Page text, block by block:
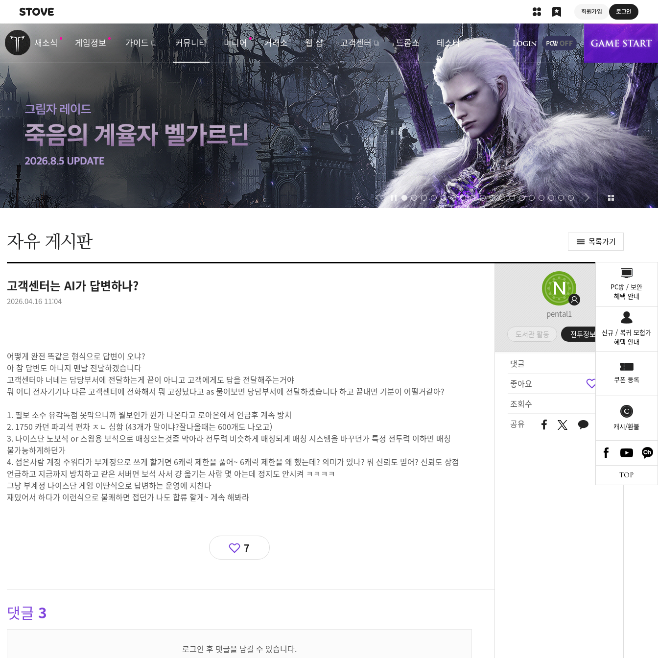
회원가입 로그인
내비게이션
새소식 게임정보 가이드 커뮤니티 미디어 거래소 웹 샵 고객센터 드롭스 테스터
상단 메뉴
벤
트
&
업
데
이
트
목록가기
고객센터는 AI가 답변하나?
2026.04.16 11:04
pental1
도서관 활동 전투정보실
댓글
좋아요
조회수
599
공유
어떻게 완전 똑같은 형식으로 답변이 오냐?
아 참 답변도 아니지 맨날 전달하겠습니다
고객센터야 너네는 담당부서에 전달하는게 끝이 아니고 고객에게도 답을 전달해주는거야
뭐 어디 전자기기나 다른 고객센터에 전화해서 뭐 고장났다고 as 물어보면 당담부서에 전달하겠습니다 하고 끝내면 기분이 어떨거같아?
1. 필보 소수 유각독점 못막으니까 월보인가 뭔가 나온다고 로아온에서 언급후 계속 방치
2. 1750 카던 파괴석 편차 ㅈㄴ 심함 (43개가 말이냐?잘나올때는 600개도 나오고)
3. 나이스단 노보석 or 스왑용 보석으로 매칭오는것좀 막아라 전투력 비슷하게 매칭되게 매칭 시스템을 바꾸던가 특정 전투력 이하면 매칭
불가능하게하던가
4. 접은사람 계정 주워다가 부계정으로 쓰게 할거면 6캐릭 제한을 풀어~ 6캐릭 제한을 왜 했는데? 의미가 있나? 뭐 신뢰도 믿어? 신뢰도 상점
언급하고 지금까지 방치하고 같은 서버면 보석 사서 걍 옮기는 사람 몇 아는데 정지도 안시켜 ㅋㅋㅋㅋ
그냥 부계정 나이스단 게임 이딴식으로 답변하는 운영에 지친다
재밌어서 하다가 이런식으로 불쾌하면 접던가 나도 합류 할게~ 계속 해봐라
7
댓글 3
로그인 후 댓글을 남길 수 있습니다.
PC방 / 보안
혜택 안내
신규 / 복귀 모험가
혜택 안내
쿠폰 등록
캐시/환불
TOP